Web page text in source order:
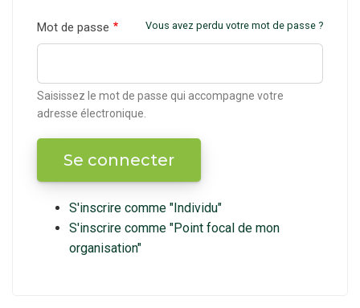
Mot de passe
Saisissez le mot de passe qui accompagne votre
adresse électronique.
Vous avez perdu votre mot de passe ?
S'inscrire comme "Individu"
S'inscrire comme "Point focal de mon
organisation"